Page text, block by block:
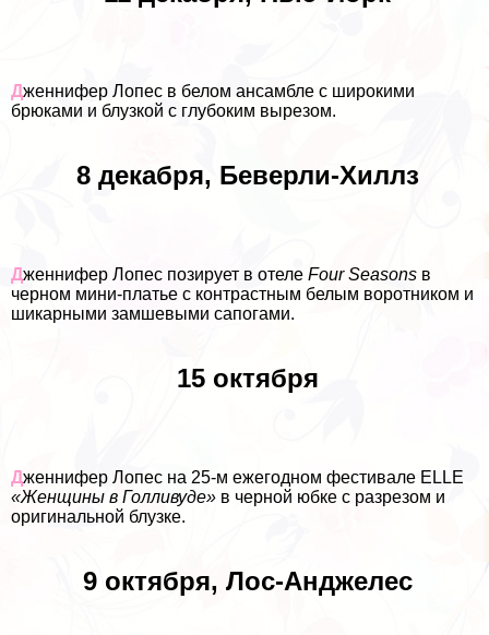
Дженнифер Лопес в белом ансамбле с широкими
брюками и блузкой с глубоким вырезом.
8 декабря, Беверли-Хиллз
Дженнифер Лопес позирует в отеле Four Seasons в
черном мини-платье с контрастным белым воротником и
шикарными замшевыми сапогами.
15 октября
Дженнифер Лопес на 25-м ежегодном фестивале ELLE
«Женщины в Голливуде» в черной юбке с разрезом и
оригинальной блузке.
9 октября, Лос-Анджелес